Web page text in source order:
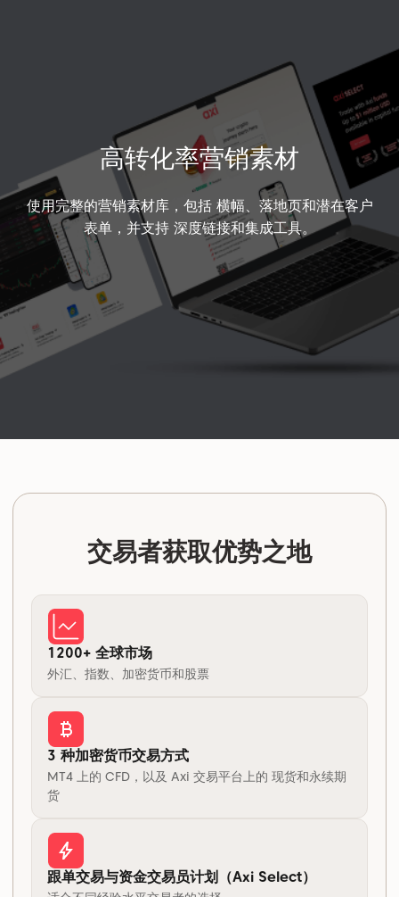
高转化率营销素材
使用完整的营销素材库，包括 横幅、落地页和潜在客户
表单，并支持 深度链接和集成工具。
交易者获取优势之地
1200+ 全球市场
外汇、指数、加密货币和股票
3 种加密货币交易方式
MT4 上的 CFD，以及 Axi 交易平台上的 现货和永续期
货
跟单交易与资金交易员计划（Axi Select）